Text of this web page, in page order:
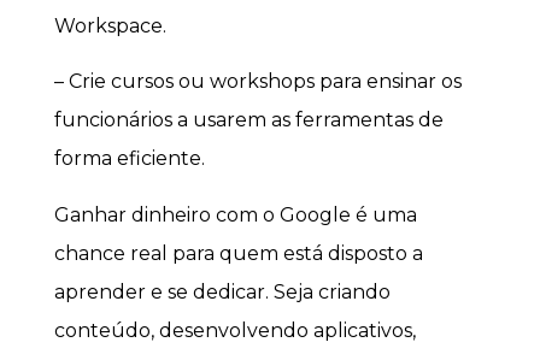
Workspace.
– Crie cursos ou workshops para ensinar os
funcionários a usarem as ferramentas de
forma eficiente.
Ganhar dinheiro com o Google é uma
chance real para quem está disposto a
aprender e se dedicar. Seja criando
conteúdo, desenvolvendo aplicativos,